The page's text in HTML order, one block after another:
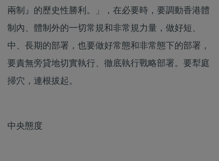
兩制』的歷史性勝利。」，在必要時，要調動香港體
制內、體制外的一切常規和非常規力量，做好短、
中、長期的部署，也要做好常態和非常態下的部署，
要責無旁貸地切實執行、徹底執行戰略部署。要犁庭
掃穴，連根拔起。
中央態度